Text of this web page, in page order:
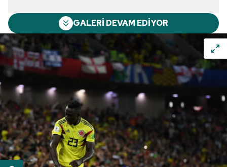
GALERİ DEVAM EDİYOR